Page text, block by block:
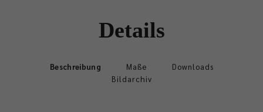
Details
Beschreibung Maße
Downloads
Bildarchiv